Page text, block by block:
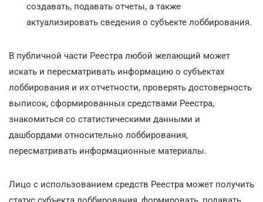
создавать, подавать отчеты, а также
актуализировать сведения о субъекте лоббирования.
В публичной части Реестра любой желающий может
искать и пересматривать информацию о субъектах
лоббирования и их отчетности, проверять достоверность
выписок, сформированных средствами Реестра,
знакомиться со статистическими данными и
дашбордами относительно лоббирования,
пересматривать информационные материалы.
Лицо с использованием средств Реестра может получить